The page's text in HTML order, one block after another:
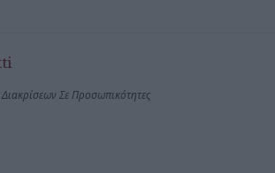
Σε Προσωπικότητες